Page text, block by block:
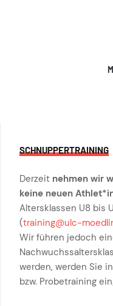
SCHNUPPERTRAINING
Derzeit nehmen wir
keine neuen
Altersklassen U8 bis
(training@ulc-
Wir führen jedoch
werden, werden Sie
bzw. Probetraining